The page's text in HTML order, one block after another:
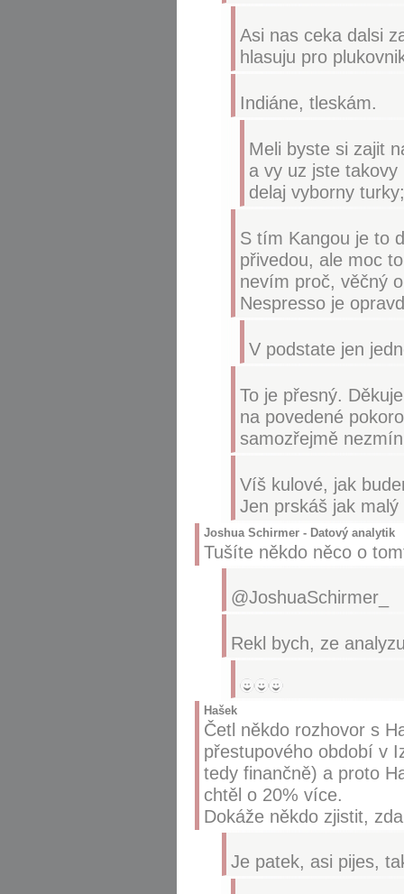
Asi nas ceka dalsi
hlasuju pro
Indiáne, tleskám.
Meli byste si zajit
a vy uz jste
delaj vyborny
S tím Kangou je to
přivedou, ale moc
nevím proč, věčný
Nespresso je
V podstate jen
To je přesný.
na povedené
samozřejmě
Víš kulové, jak
Jen prskáš jak malý
Joshua Schirmer - Datový analytik
Tušíte někdo něco o
@JoshuaSchirmer_
Rekl bych, ze
Hašek
Četl někdo rozhovor s
přestupového období v
tedy finančně) a proto
chtěl o 20% více.
Dokáže někdo zjistit,
Je patek, asi pijes,